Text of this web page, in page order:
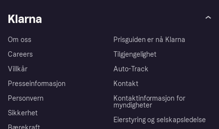
Klarna
Om oss
Careers
Villkår
Presseinformasjon
Personvern
Sikkerhet
Prisguiden er nå Klarna
Tilgjengelighet
Auto-Track
Kontakt
Kontaktinformasjon for
myndigheter
Eierstyring og selskapsledelse